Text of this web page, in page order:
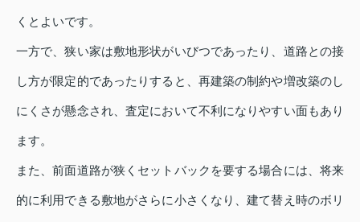
くとよいです。
一方で、狭い家は敷地形状がいびつであったり、道路との接
し方が限定的であったりすると、再建築の制約や増改築のし
にくさが懸念され、査定において不利になりやすい面もあり
ます。
また、前面道路が狭くセットバックを要する場合には、将来
的に利用できる敷地がさらに小さくなり、建て替え時のボリ